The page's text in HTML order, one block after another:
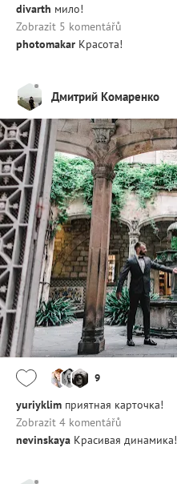
divarth мило!
Zobrazit 5 komentářů
photomakar Красота!
Дмитрий Комаренко
9
yuriyklim приятная карточка!
Zobrazit 4 komentářů
nevinskaya Красивая динамика!